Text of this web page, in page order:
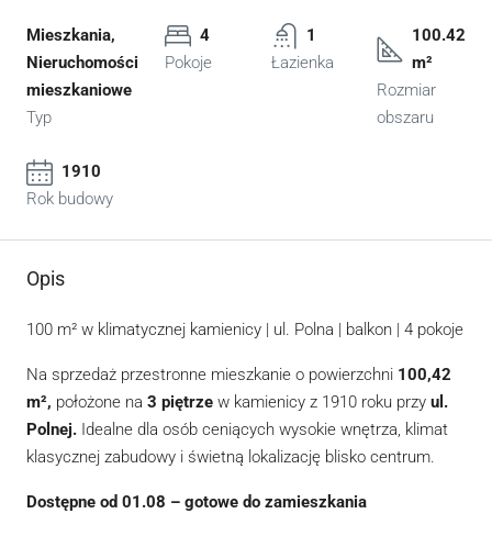
Mieszkania,
Nieruchomości
mieszkaniowe
Typ
4
Pokoje
1
Łazienka
100.42
m²
Rozmiar
obszaru
1910
Rok budowy
Opis
100 m² w klimatycznej kamienicy | ul. Polna | balkon | 4 pokoje
Na sprzedaż przestronne mieszkanie o powierzchni 100,42
m², położone na 3 piętrze w kamienicy z 1910 roku przy ul.
Polnej. Idealne dla osób ceniących wysokie wnętrza, klimat
klasycznej zabudowy i świetną lokalizację blisko centrum.
Dostępne od 01.08 – gotowe do zamieszkania